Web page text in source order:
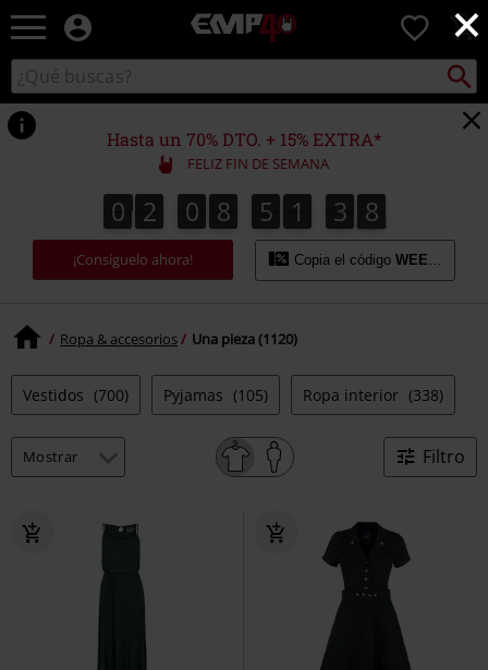
×
EMP
Música,
TV
&
Gaming
Merch
Ropa
Alternativa
0
Buscar
en
el
catálogo
Buscar
Hasta un 70% DTO. + 15% EXTRA*
FELIZ FIN DE SEMANA
0
0 2
2 0
0 8
8 5
5 1
1 3
4
3 6
7
6
8
7
¡Consíguelo ahora! Copia el código WEEKEND
Ropa & accesorios Una pieza (1120)
Vestidos (700) Pyjamas (105) Ropa interior (338)
Filtro